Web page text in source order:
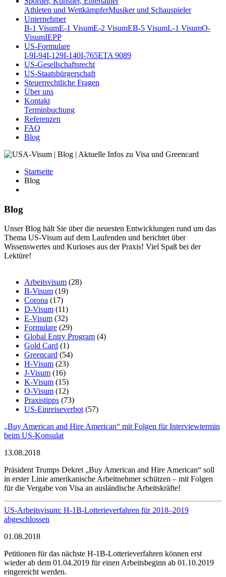
Athleten und WettkämpferMusiker und Schauspieler
Unternehmer
B-1 VisumE-1 VisumE-2 VisumEB-5 VisumL-1 VisumO-
VisumIEPP
US-Formulare
I-9I-94I-129I-140I-765ETA 9089
US-Gesellschaftsrecht
US-Staatsbürgerschaft
Steuerrechtliche Fragen
Über uns
Kontakt
Terminbuchung
Referenzen
FAQ
Blog
Startseite
Blog
Blog
Unser Blog hält Sie über die neuesten Entwicklungen rund um das
Thema US-Visum auf dem Laufenden und berichtet über
Wissenswertes und Kurioses aus der Praxis! Viel Spaß bei der
Lektüre!
Arbeitsvisum (28)
B-Visum (19)
Corona (17)
D-Visum (11)
E-Visum (32)
Formulare (29)
Global Entry Program (4)
Gold Card (1)
Greencard (54)
H-Visum (23)
J-Visum (16)
K-Visum (15)
O-Visum (12)
Praxistipps (73)
US-Einreiseverbot(57)
„Buy American and Hire American“ mit Folgen für Interviewtermin
beim US-Konsulat
13.08.2018
Präsident Trumps Dekret „Buy American and Hire American“ soll
in erster Linie amerikanische Arbeitnehmer schützen – mit Folgen
für die Vergabe von Visa an ausländische Arbeitskräfte!
US-Arbeitsvisum: H-1B-Lotterieverfahren für 2018–2019
abgeschlossen
01.08.2018
Petitionen für das nächste H-1B-Lotterieverfahren können erst
wieder ab dem 01.04.2019 für einen Arbeitsbeginn ab 01.10.2019
eingereicht werden.